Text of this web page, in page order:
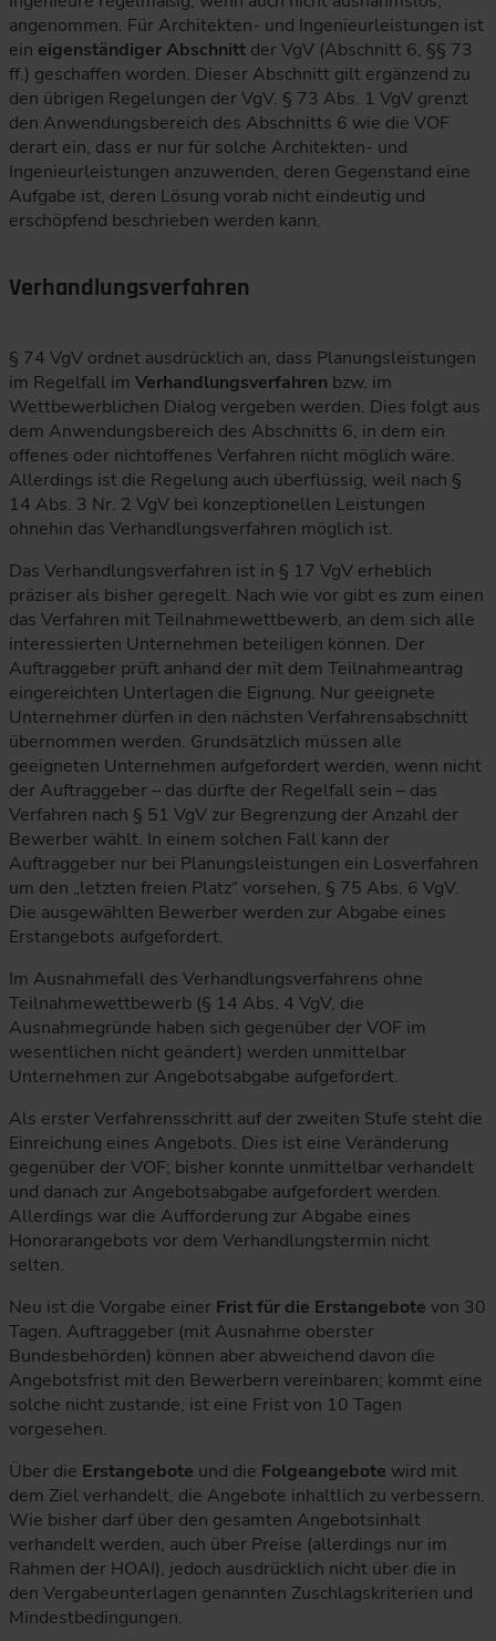
angenommen. Für Architekten- und Ingenieurleistungen ist
ein eigenständiger Abschnitt der VgV (Abschnitt 6, §§ 73
ff.) geschaffen worden. Dieser Abschnitt gilt ergänzend zu
den übrigen Regelungen der VgV. § 73 Abs. 1 VgV grenzt
den Anwendungsbereich des Abschnitts 6 wie die VOF
derart ein, dass er nur für solche Architekten- und
Ingenieurleistungen anzuwenden, deren Gegenstand eine
Aufgabe ist, deren Lösung vorab nicht eindeutig und
erschöpfend beschrieben werden kann.
Verhandlungsverfahren
§ 74 VgV ordnet ausdrücklich an, dass Planungsleistungen
im Regelfall im Verhandlungsverfahren bzw. im
Wettbewerblichen Dialog vergeben werden. Dies folgt aus
dem Anwendungsbereich des Abschnitts 6, in dem ein
offenes oder nichtoffenes Verfahren nicht möglich wäre.
Allerdings ist die Regelung auch überflüssig, weil nach §
14 Abs. 3 Nr. 2 VgV bei konzeptionellen Leistungen
ohnehin das Verhandlungsverfahren möglich ist.
Das Verhandlungsverfahren ist in § 17 VgV erheblich
präziser als bisher geregelt. Nach wie vor gibt es zum einen
das Verfahren mit Teilnahmewettbewerb, an dem sich alle
interessierten Unternehmen beteiligen können. Der
Auftraggeber prüft anhand der mit dem Teilnahmeantrag
eingereichten Unterlagen die Eignung. Nur geeignete
Unternehmer dürfen in den nächsten Verfahrensabschnitt
übernommen werden. Grundsätzlich müssen alle
geeigneten Unternehmen aufgefordert werden, wenn nicht
der Auftraggeber – das dürfte der Regelfall sein – das
Verfahren nach § 51 VgV zur Begrenzung der Anzahl der
Bewerber wählt. In einem solchen Fall kann der
Auftraggeber nur bei Planungsleistungen ein Losverfahren
um den „letzten freien Platz“ vorsehen, § 75 Abs. 6 VgV.
Die ausgewählten Bewerber werden zur Abgabe eines
Erstangebots aufgefordert.
Im Ausnahmefall des Verhandlungsverfahrens ohne
Teilnahmewettbewerb (§ 14 Abs. 4 VgV, die
Ausnahmegründe haben sich gegenüber der VOF im
wesentlichen nicht geändert) werden unmittelbar
Unternehmen zur Angebotsabgabe aufgefordert.
Als erster Verfahrensschritt auf der zweiten Stufe steht die
Einreichung eines Angebots. Dies ist eine Veränderung
gegenüber der VOF; bisher konnte unmittelbar verhandelt
und danach zur Angebotsabgabe aufgefordert werden.
Allerdings war die Aufforderung zur Abgabe eines
Honorarangebots vor dem Verhandlungstermin nicht
selten.
Neu ist die Vorgabe einer Frist für die Erstangebote von 30
Tagen. Auftraggeber (mit Ausnahme oberster
Bundesbehörden) können aber abweichend davon die
Angebotsfrist mit den Bewerbern vereinbaren; kommt eine
solche nicht zustande, ist eine Frist von 10 Tagen
vorgesehen.
Über die Erstangebote und die Folgeangebote wird mit
dem Ziel verhandelt, die Angebote inhaltlich zu verbessern.
Wie bisher darf über den gesamten Angebotsinhalt
verhandelt werden, auch über Preise (allerdings nur im
Rahmen der HOAI), jedoch ausdrücklich nicht über die in
den Vergabeunterlagen genannten Zuschlagskriterien und
Mindestbedingungen.